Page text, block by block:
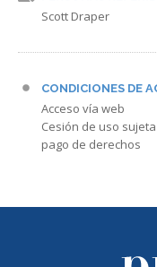
Scott Draper
CONDICIONES DE
Acceso vía web
Cesión de uso
pago de derechos